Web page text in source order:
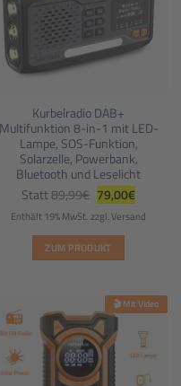
Kurbelradio DAB+
Multifunktion 8-in-1 mit LED-
Lampe, SOS-Funktion,
Solarzelle, Powerbank,
Bluetooth und Leselicht
Statt 89,99€ Ursprünglicher
Preis
war:
89,99€
79,00€Aktueller
Preis
ist:
79,00€.
Enthält 19% MwSt.zzgl.Versand
ZUM PRODUKT
🎬 Mit Video